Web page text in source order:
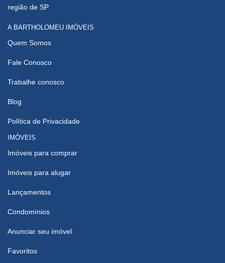
região de SP
A BARTHOLOMEU IMÓVEIS
Quem Somos
Fale Conosco
Trabalhe conosco
Blog
Política de Privacidade
IMÓVEIS
Imóveis para comprar
Imóveis para alugar
Lançamentos
Condomínios
Anunciar seu imóvel
Favoritos